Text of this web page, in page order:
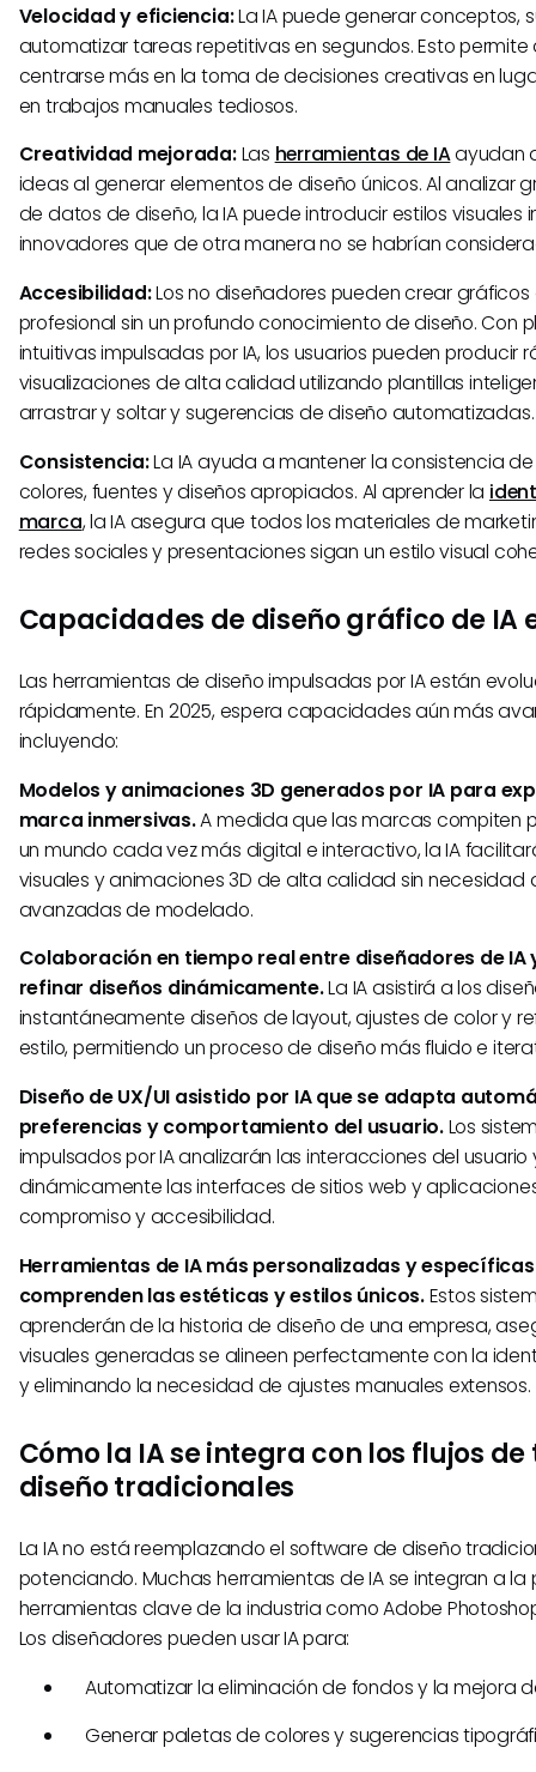
Velocidad y eficiencia:La IA puede generar conceptos,
automatizar tareas repetitivas en segundos. Esto permite
centrarse más en la toma de decisiones creativas en
en trabajos manuales tediosos.
Creatividad mejorada:Las herramientas de IAayudan
ideas al generar elementos de diseño únicos. Al analizar
de datos de diseño, la IA puede introducir estilos visuales
innovadores que de otra manera no se habrían
Accesibilidad:Los no diseñadores pueden crear
profesional sin un profundo conocimiento de diseño. Con
intuitivas impulsadas por IA, los usuarios pueden producir
visualizaciones de alta calidad utilizando plantillas
arrastrar y soltar y sugerencias de diseño automatizadas.
Consistencia:La IA ayuda a mantener la consistencia
colores, fuentes y diseños apropiados. Al aprender la
marca, la IA asegura que todos los materiales de
redes sociales y presentaciones sigan un estilo visual
Capacidades de diseño gráfico de IA
Las herramientas de diseño impulsadas por IA están
rápidamente. En 2025, espera capacidades aún más
incluyendo:
Modelos y animaciones 3D generados por IA para
marca inmersivas.A medida que las marcas compiten
un mundo cada vez más digital e interactivo, la IA
visuales y animaciones 3D de alta calidad sin necesidad
avanzadas de modelado.
Colaboración en tiempo real entre diseñadores de IA
refinar diseños dinámicamente.La IA asistirá a los
instantáneamente diseños de layout, ajustes de color y
estilo, permitiendo un proceso de diseño más fluido e
Diseño de UX/UI asistido por IA que se adapta
preferencias y comportamiento del usuario.Los
impulsados por IA analizarán las interacciones del
dinámicamente las interfaces de sitios web y
compromiso y accesibilidad.
Herramientas de IA más personalizadas y
comprenden las estéticas y estilos únicos.Estos
aprenderán de la historia de diseño de una empresa,
visuales generadas se alineen perfectamente con la
y eliminando la necesidad de ajustes manuales extensos.
Cómo la IA se integra con los flujos
diseño tradicionales
La IA no está reemplazando el software de diseño
potenciando. Muchas herramientas de IA se integran a la
herramientas clave de la industria como Adobe
Los diseñadores pueden usar IA para:
Automatizar la eliminación de fondos y la mejora
Generar paletas de colores y sugerencias